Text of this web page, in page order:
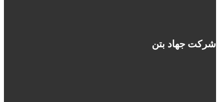
شرکت جهاد بتن